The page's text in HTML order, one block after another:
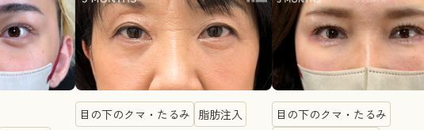
目の下のクマ・たるみ 脂肪注入
目の下のクマ・たるみ